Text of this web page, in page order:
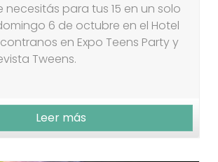
necesitás para tus 15 en un solo
6 de octubre en el Hotel
en Expo Teens Party y
Tweens.
Leer más